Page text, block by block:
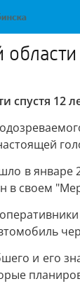
спустя
в январе
в своем
и его